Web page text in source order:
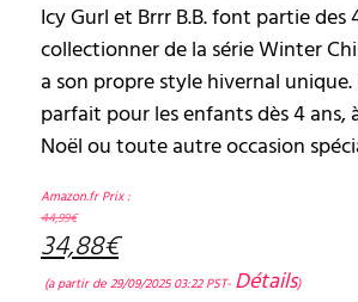
Icy Gurl et Brrr B.B. font partie des
collectionner de la série Winter
a son propre style hivernal unique.
parfait pour les enfants dès 4 ans,
Noël ou toute autre occasion
Amazon.fr Prix :
44,99€
34,88€
(a partir de 29/09/2025 03:22 PST- Détails)